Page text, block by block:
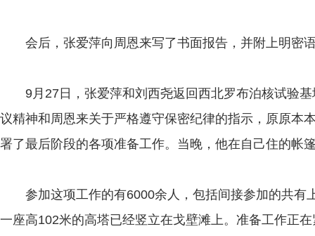
会后，张爱萍向周恩来写了书面报告，并附上明密
9月27日，张爱萍和刘西尧返回西北罗布泊核试验基
议精神和周恩来关于严格遵守保密纪律的指示，原原本
署了最后阶段的各项准备工作。当晚，他在自己住的帐
参加这项工作的有6000余人，包括间接参加的共有
一座高102米的高塔已经竖立在戈壁滩上。准备工作正